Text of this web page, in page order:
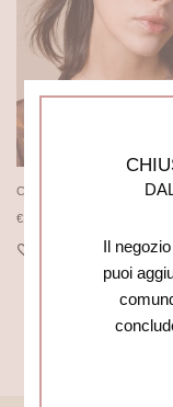
COLLANA 7 LUNE SILVER
€
Il
puoi